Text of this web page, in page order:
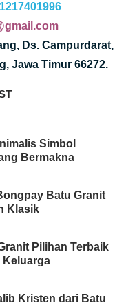
Ds. Campurdarat,
Jawa Timur 66272.
Simbol
Bermakna
Batu Granit
Klasik
Pilihan Terbaik
Keluarga
Kristen dari Batu